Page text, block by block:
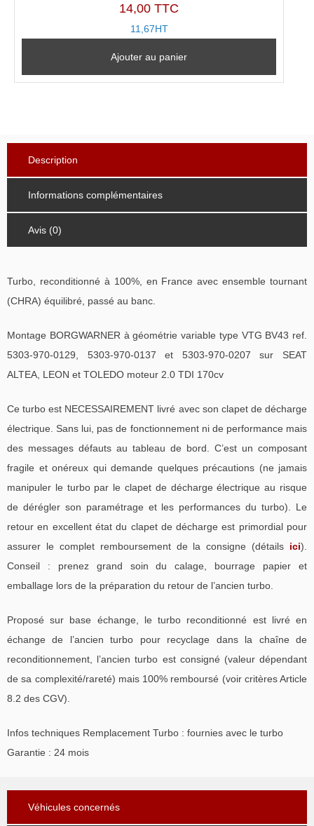
14,00 TTC
11,67HT
Ajouter au panier
Description
Informations complémentaires
Avis (0)
Turbo, reconditionné à 100%, en France avec ensemble tournant
(CHRA) équilibré, passé au banc.
Montage BORGWARNER à géométrie variable type VTG BV43 ref.
5303-970-0129, 5303-970-0137 et 5303-970-0207 sur SEAT
ALTEA, LEON et TOLEDO moteur 2.0 TDI 170cv
Ce turbo est NECESSAIREMENT livré avec son clapet de décharge
électrique. Sans lui, pas de fonctionnement ni de performance mais
des messages défauts au tableau de bord. C’est un composant
fragile et onéreux qui demande quelques précautions (ne jamais
manipuler le turbo par le clapet de décharge électrique au risque
de dérégler son paramétrage et les performances du turbo). Le
retour en excellent état du clapet de décharge est primordial pour
assurer le complet remboursement de la consigne (détails ici).
Conseil : prenez grand soin du calage, bourrage papier et
emballage lors de la préparation du retour de l’ancien turbo.
Proposé sur base échange, le turbo reconditionné est livré en
échange de l’ancien turbo pour recyclage dans la chaîne de
reconditionnement, l’ancien turbo est consigné (valeur dépendant
de sa complexité/rareté) mais 100% remboursé (voir critères Article
8.2 des CGV).
Infos techniques Remplacement Turbo : fournies avec le turbo
Garantie : 24 mois
Véhicules concernés